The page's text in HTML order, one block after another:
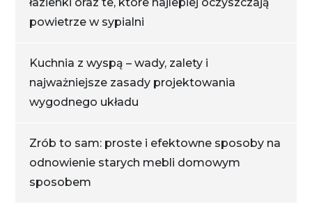
łazienki oraz te, które najlepiej oczyszczają
powietrze w sypialni
Kuchnia z wyspą – wady, zalety i
najważniejsze zasady projektowania
wygodnego układu
Zrób to sam: proste i efektowne sposoby na
odnowienie starych mebli domowym
sposobem